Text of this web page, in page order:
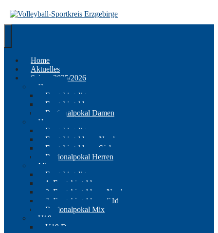
zum
Inhalt
Home
Aktuelles
Saison 2025/2026
Damen
Erzgebirgsliga
Erzgebirgsklasse
Regionalpokal Damen
Herren
Erzgebirgsliga
Erzgebirgsklasse Nord
Erzgebirgsklasse Süd
Regionalpokal Herren
Mix
Erzgebirgsliga
1. Erzgebirgsklasse
2. Erzgebirgsklasse Nord
2. Erzgebirgsklasse Süd
Regionalpokal Mix
U19
U19 Damen